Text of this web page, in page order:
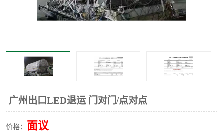
广州出口LED退运 门对门/点对点
价格： 面议